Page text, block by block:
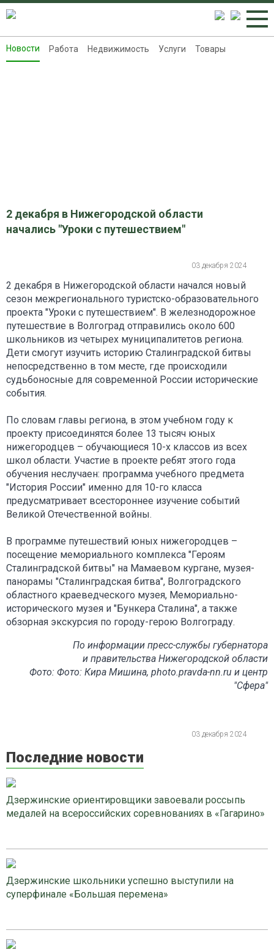
Новости
Новости Работа Недвижимость Услуги Товары
2 декабря в Нижегородской области
начались "Уроки с путешествием"
03 декабря 2024
2 декабря в Нижегородской области начался новый
сезон межрегионального туристско-образовательного
проекта "Уроки с путешествием". В железнодорожное
путешествие в Волгоград отправились около 600
школьников из четырех муниципалитетов региона.
Дети смогут изучить историю Сталинградской битвы
непосредственно в том месте, где происходили
судьбоносные для современной России исторические
события.
По словам главы региона, в этом учебном году к
проекту присоединятся более 13 тысяч юных
нижегородцев – обучающиеся 10-х классов из всех
школ области. Участие в проекте ребят этого года
обучения неслучаен: программа учебного предмета
"История России" именно для 10-го класса
предусматривает всестороннее изучение событий
Великой Отечественной войны.
В программе путешествий юных нижегородцев –
посещение мемориального комплекса "Героям
Сталинградской битвы" на Мамаевом кургане, музея-
панорамы "Сталинградская битва", Волгоградского
областного краеведческого музея, Мемориально-
исторического музея и "Бункера Сталина", а также
обзорная экскурсия по городу-герою Волгограду.
По информации пресс-службы губернатора
и правительства Нижегородской области
Фото: Фото: Кира Мишина, photo.pravda-nn.ru и центр
"Сфера"
03 декабря 2024
Последние новости
Дзержинские ориентировщики завоевали россыпь
медалей на всероссийских соревнованиях в «Гагарино»
Дзержинские школьники успешно выступили на
суперфинале «Большая перемена»